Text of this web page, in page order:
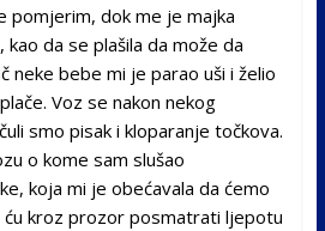
pomjerim, dok me je majka
da se plašila da može da
neke bebe mi je parao uši i želio
Voz se nakon nekog
smo pisak i kloparanje točkova.
o kome sam slušao
koja mi je obećavala da ćemo
kroz prozor posmatrati ljepotu